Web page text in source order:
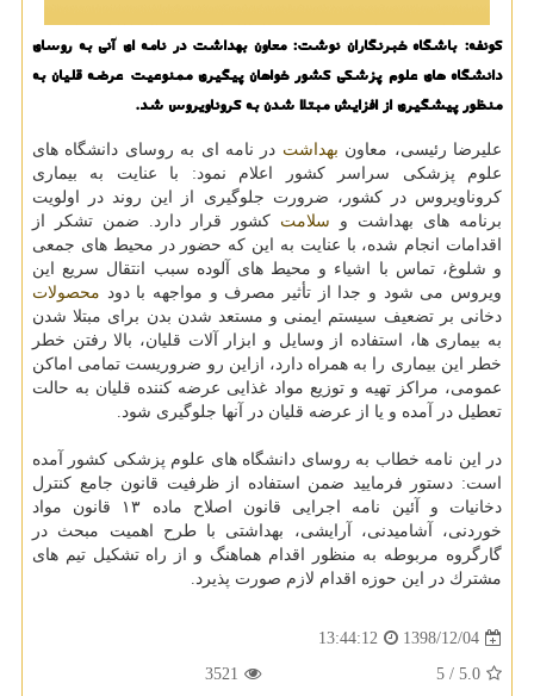
كونفه: باشگاه خبرنگاران نوشت: معاون بهداشت در نامه ای آنی به روسای
دانشگاه های علوم پزشكی كشور خواهان پیگیری ممنوعیت عرضه قلیان به
منظور پیشگیری از افزایش مبتلا شدن به كروناویروس شد.
علیرضا رئیسی، معاون بهداشت در نامه ای به روسای دانشگاه های
علوم پزشكی سراسر كشور اعلام نمود: با عنایت به بیماری
كروناویروس در كشور، ضرورت جلوگیری از این روند در اولویت
برنامه های بهداشت و سلامت كشور قرار دارد. ضمن تشكر از
اقدامات انجام شده، با عنایت به این كه حضور در محیط های جمعی
و شلوغ، تماس با اشیاء و محیط های آلوده سبب انتقال سریع این
ویروس می شود و جدا از تأثیر مصرف و مواجهه با دود محصولات
دخانی بر تضعیف سیستم ایمنی و مستعد شدن بدن برای مبتلا شدن
به بیماری ها، استفاده از وسایل و ابزار آلات قلیان، بالا رفتن خطر
خطر این بیماری را به همراه دارد، ازاین رو ضروریست تمامی اماكن
عمومی، مراكز تهیه و توزیع مواد غذایی عرضه كننده قلیان به حالت
تعطیل در آمده و یا از عرضه قلیان در آنها جلوگیری شود.
در این نامه خطاب به روسای دانشگاه های علوم پزشكی كشور آمده
است: دستور فرمایید ضمن استفاده از ظرفیت قانون جامع كنترل
دخانیات و آئین نامه اجرایی قانون اصلاح ماده ۱۳ قانون مواد
خوردنی، آشامیدنی، آرایشی، بهداشتی با طرح اهمیت مبحث در
گارگروه مربوطه به منظور اقدام هماهنگ و از راه تشكیل تیم های
مشترك در این حوزه اقدام لازم صورت پذیرد.
1398/12/04
13:44:12
5.0
/ 5
3521